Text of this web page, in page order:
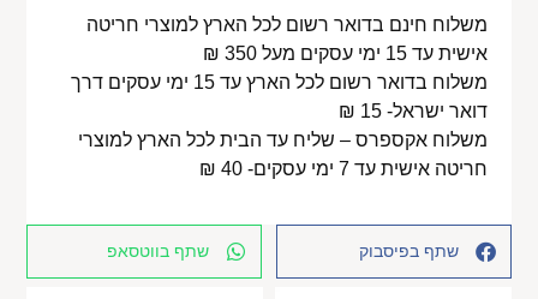
משלוח חינם בדואר רשום לכל הארץ למוצרי חריטה
אישית עד 15 ימי עסקים מעל 350 ₪
משלוח בדואר רשום לכל הארץ עד 15 ימי עסקים דרך
דואר ישראל- 15 ₪
משלוח אקספרס – שליח עד הבית לכל הארץ למוצרי
חריטה אישית עד 7 ימי עסקים- 40 ₪
שתף בפיסבוק שתף בווטסאפ